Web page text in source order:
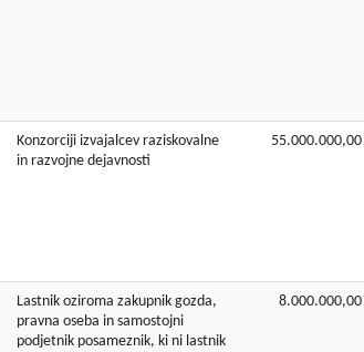
Konzorciji izvajalcev raziskovalne
in razvojne dejavnosti
55.000.000,00
Lastnik oziroma zakupnik gozda,
pravna oseba in samostojni
podjetnik posameznik, ki ni lastnik
8.000.000,00